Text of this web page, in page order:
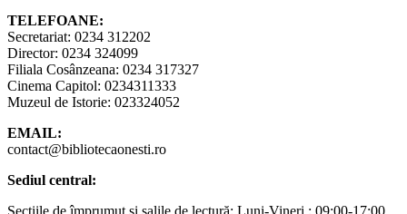
TELEFOANE:
Secretariat: 0234 312202
Director: 0234 324099
Filiala Cosânzeana: 0234 317327
Cinema Capitol: 0234311333
Muzeul de Istorie: 023324052
EMAIL:
contact@bibliotecaonesti.ro
Sediul central:
Secțiile de împrumut și salile de lectură: Luni-Vineri : 09:00-17:00